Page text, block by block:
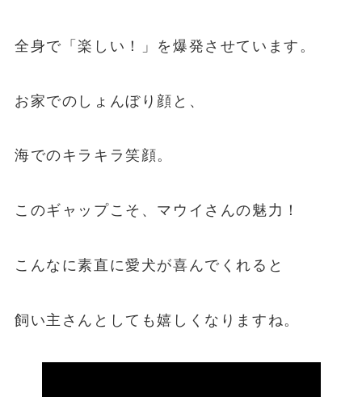
全身で「楽しい！」を爆発させています。
お家でのしょんぼり顔と、
海でのキラキラ笑顔。
このギャップこそ、マウイさんの魅力！
こんなに素直に愛犬が喜んでくれると
飼い主さんとしても嬉しくなりますね。